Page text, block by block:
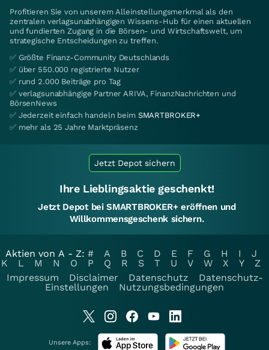
Profitieren Sie von unserem Alleinstellungsmerkmal als den
zentralen verlagsunabhängigen Wissens-Hub für einen aktuellen
und fundierten Zugang in die Börsen- und Wirtschaftswelt, um
strategische Entscheidungen zu treffen.
✅ Größte Finanz-Community Deutschlands
✅ über 550.000 registrierte Nutzer
✅ rund 2.000 Beiträge pro Tag
✅ verlagsunabhängige Partner ARIVA, FinanzNachrichten und
BörsenNews
✅ Jederzeit einfach handeln beim SMARTBROKER+
✅ mehr als 25 Jahre Marktpräsenz
Jetzt Depot sichern
Ihre Lieblingsaktie geschenkt!
Jetzt Depot bei SMARTBROKER+ eröffnen und
Willkommensgeschenk sichern.
Aktien von A - Z: # A B C D E F G H I
J
K
L M N O P Q R S T U V W X Y
Z
Impressum
Disclaimer Datenschutz
Datenschutz-
Einstellungen
Nutzungsbedingungen
Unsere Apps: